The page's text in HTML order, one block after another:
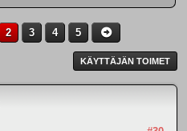
2 3 4 5
KÄYTTÄJÄN TOIMET